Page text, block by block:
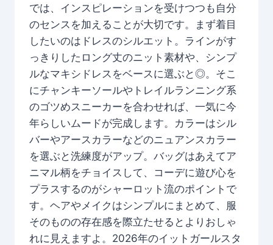
では、インスピレーションを受けつつも自分
のセンスを加えることが大切です。まず着目
したいのはドレスのシルエット。ラインがす
っきりしたロング丈のニット素材や、シンプ
ルなマキシドレスをベースに選ぶと◎。そこ
にチャンキーソールやトレイルランニング系
のゴツめスニーカーを合わせれば、一気に今
年らしいムードが完成します。カラーはシル
バーやアースカラーなどのニュアンスカラー
を選ぶと洗練度がアップ。バッグはあえてア
ニマル柄をチョイスして、コーデに遊び心を
プラスするのがシャーロット流のポイントで
す。ヘアやメイクはシンプルにまとめて、服
そのものの存在感を際立たせるとよりおしゃ
れに見えますよ。2026年のイットガールスタ